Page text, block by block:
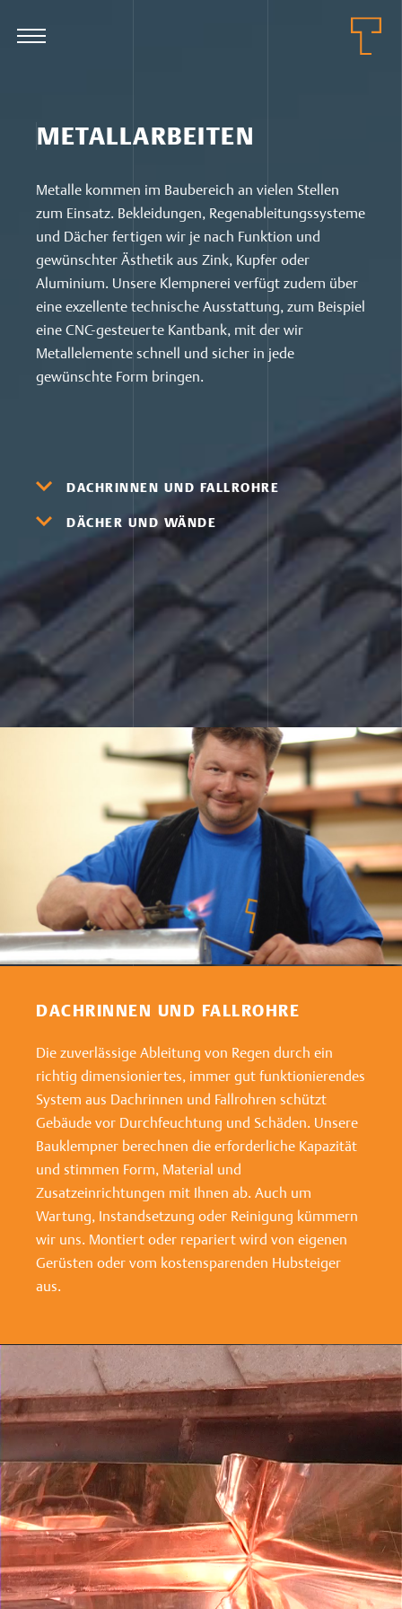
METALLARBEITEN
Metalle kommen im Baubereich an vielen Stellen
zum Einsatz. Bekleidungen, Regenableitungssysteme
und Dächer fertigen wir je nach Funktion und
gewünschter Ästhetik aus Zink, Kupfer oder
Aluminium. Unsere Klempnerei verfügt zudem über
eine exzellente technische Ausstattung, zum Beispiel
eine CNC-gesteuerte Kantbank, mit der wir
Metallelemente schnell und sicher in jede
gewünschte Form bringen.
DACHRINNEN UND FALLROHRE
DÄCHER UND WÄNDE
DACHRINNEN UND FALLROHRE
Die zuverlässige Ableitung von Regen durch ein
richtig dimensioniertes, immer gut funktionierendes
System aus Dachrinnen und Fallrohren schützt
Gebäude vor Durchfeuchtung und Schäden. Unsere
Bauklempner berechnen die erforderliche Kapazität
und stimmen Form, Material und
Zusatzeinrichtungen mit Ihnen ab. Auch um
Wartung, Instandsetzung oder Reinigung kümmern
wir uns. Montiert oder repariert wird von eigenen
Gerüsten oder vom kostensparenden Hubsteiger
aus.